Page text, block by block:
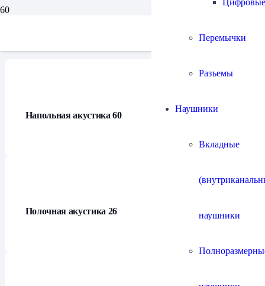
Перемычки
Разъемы
Наушники
Вкладные
наушники
Напольная акустика60
Полочная акустика 26